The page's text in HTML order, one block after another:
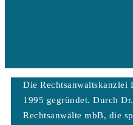
Die Rechtsanwaltskanzlei
1995 gegründet. Durch
Rechtsanwälte mbB, die